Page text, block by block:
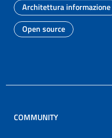
Argomento:
Architettura informazione
Argomento:
Open source
COMMUNITY